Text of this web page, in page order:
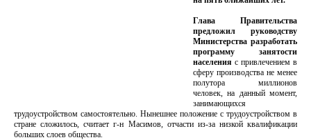
Глава Правительства
предложил руководству
Министерства разработать
программу занятости
населения с привлечением в
сферу производства не менее
полутора миллионов
человек, на данный момент,
занимающихся
трудоустройством самостоятельно. Нынешнее положение с трудоустройством в
стране сложилось, считает г-н Масимов, отчасти из-за низкой квалификации
больших слоев общества.